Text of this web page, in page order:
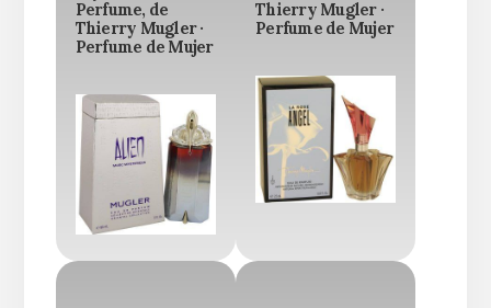
Perfume, de
Thierry Mugler ·
Perfume de Mujer
Thierry Mugler ·
Perfume de Mujer